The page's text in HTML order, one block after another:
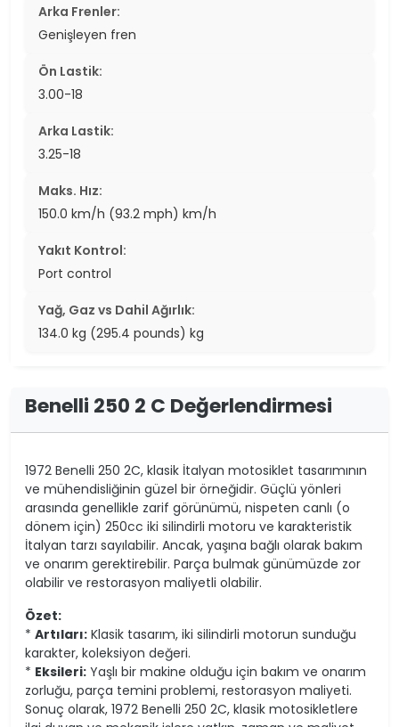
Arka Frenler:
Genişleyen fren
Ön Lastik:
3.00-18
Arka Lastik:
3.25-18
Maks. Hız:
150.0 km/h (93.2 mph) km/h
Yakıt Kontrol:
Port control
Yağ, Gaz vs Dahil Ağırlık:
134.0 kg (295.4 pounds) kg
Benelli 250 2 C Değerlendirmesi
1972 Benelli 250 2C, klasik İtalyan motosiklet tasarımının
ve mühendisliğinin güzel bir örneğidir. Güçlü yönleri
arasında genellikle zarif görünümü, nispeten canlı (o
dönem için) 250cc iki silindirli motoru ve karakteristik
İtalyan tarzı sayılabilir. Ancak, yaşına bağlı olarak bakım
ve onarım gerektirebilir. Parça bulmak günümüzde zor
olabilir ve restorasyon maliyetli olabilir.
Özet:
* Artıları: Klasik tasarım, iki silindirli motorun sunduğu
karakter, koleksiyon değeri.
* Eksileri: Yaşlı bir makine olduğu için bakım ve onarım
zorluğu, parça temini problemi, restorasyon maliyeti.
Sonuç olarak, 1972 Benelli 250 2C, klasik motosikletlere